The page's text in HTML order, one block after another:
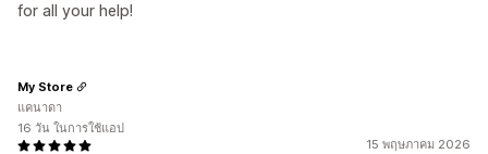
for all your help!
15 พฤษภาคม 2026
My Store
แคนาดา
16 วัน ในการใช้แอป